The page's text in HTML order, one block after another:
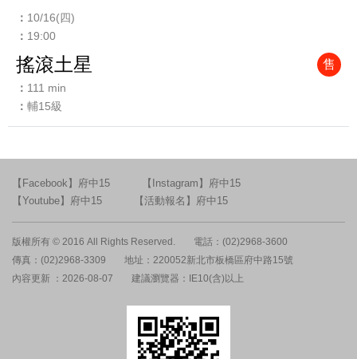
10/16(四)
19:00
搖滾土星 售
111 min
輔15級
【Facebook】府中15
【Instagram】府中15
【Youtube】府中15
【活動報名】府中15
版權所有 © 2016 All Rights Reserved.
電話：(02)2968-3600
傳真：(02)2968-3309
地址：220052新北市板橋區府中路15號
內容更新 ：2026-08-07
建議瀏覽器：IE10(含)以上